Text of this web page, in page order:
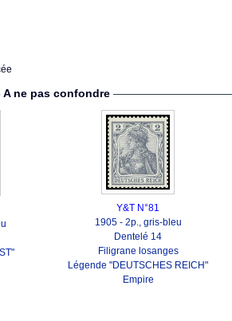
ne pas confondre
Y&T N°81
1905 - 2p., gris-bleu
Dentelé 14
Filigrane losanges
Légende "DEUTSCHES REICH"
Empire